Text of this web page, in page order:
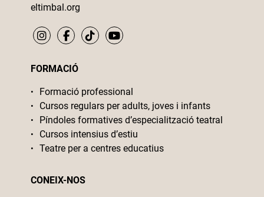
eltimbal.org
FORMACIÓ
Formació professional
Cursos regulars per adults, joves i infants
Píndoles formatives d’especialització teatral
Cursos intensius d’estiu
Teatre per a centres educatius
CONEIX-NOS